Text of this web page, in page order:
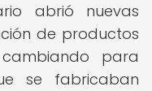
abrió nuevas
de productos
para
se fabricaban